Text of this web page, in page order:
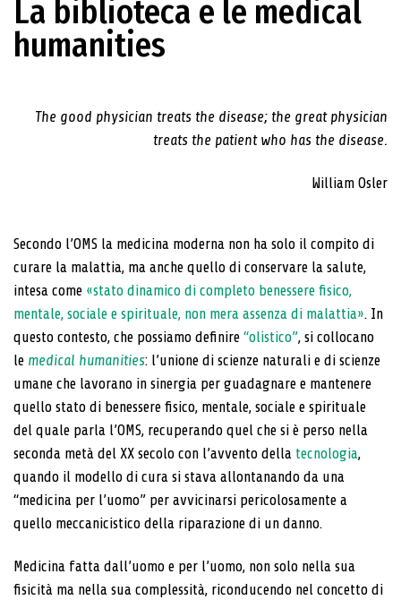
La biblioteca e le medical
humanities
The good physician treats the disease; the great physician
treats the patient who has the disease.
William Osler
Secondo l’OMS la medicina moderna non ha solo il compito di
curare la malattia, ma anche quello di conservare la salute,
intesa come «stato dinamico di completo benessere fisico,
mentale, sociale e spirituale, non mera assenza di malattia». In
questo contesto, che possiamo definire “olistico”, si collocano
le medical humanities: l’unione di scienze naturali e di scienze
umane che lavorano in sinergia per guadagnare e mantenere
quello stato di benessere fisico, mentale, sociale e spirituale
del quale parla l’OMS, recuperando quel che si è perso nella
seconda metà del XX secolo con l’avvento della tecnologia,
quando il modello di cura si stava allontanando da una
“medicina per l’uomo” per avvicinarsi pericolosamente a
quello meccanicistico della riparazione di un danno.
Medicina fatta dall’uomo e per l’uomo, non solo nella sua
fisicità ma nella sua complessità, riconducendo nel concetto di